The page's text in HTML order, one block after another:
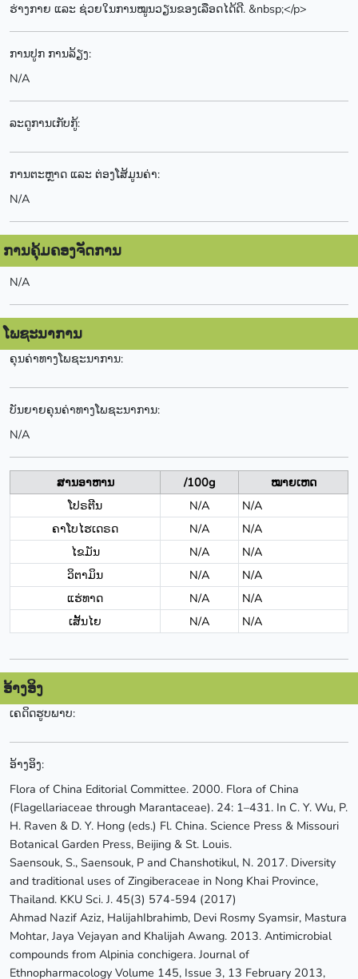
ຮ່າງກາຍ ແລະ ຊ່ວຍໃນການໝູນວຽນຂອງເລືອດໄດ້ດີ. &nbsp;</p>
ການປູກ ການລ້ຽງ:
N/A
ລະດູການເກັບກູ້:
ການຕະຫຼາດ ແລະ ຕ່ອງໂສ້ມູນຄ່າ:
N/A
ການຄຸ້ມຄອງຈັດການ
N/A
ໂພຊະນາການ
ຄຸນຄ່າທາງໂພຊະນາການ:
ບັນຍາຍຄຸນຄ່າທາງໂພຊະນາການ:
N/A
ສານອາຫານ /100g
ໝາຍເຫດ
ໂປຣຕີນ
N/A
N/A
ຄາໂບໄຮເດຣດ
N/A
N/A
ໄຂມັນ
N/A
N/A
ວິຕາມິນ
N/A
N/A
ແຮ່ທາດ
N/A
N/A
ເສັ້ນໄຍ
N/A N/A
ອ້າງອິງ
ເຄດິດຮູບພາບ:
ອ້າງອິງ:
Flora of China Editorial Committee. 2000. Flora of China
(Flagellariaceae through Marantaceae). 24: 1–431. In C. Y. Wu, P.
H. Raven & D. Y. Hong (eds.) Fl. China. Science Press & Missouri
Botanical Garden Press, Beijing & St. Louis.
Saensouk, S., Saensouk, P and Chanshotikul, N. 2017. Diversity
and traditional uses of Zingiberaceae in Nong Khai Province,
Thailand. KKU Sci. J. 45(3) 574-594 (2017)
Ahmad Nazif Aziz, HalijahIbrahimb, Devi Rosmy Syamsir, Mastura
Mohtar, Jaya Vejayan and Khalijah Awang. 2013. Antimicrobial
compounds from Alpinia conchigera. Journal of
Ethnopharmacology Volume 145, Issue 3, 13 February 2013,